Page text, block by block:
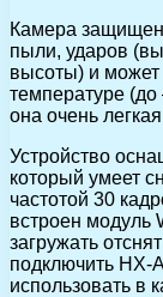
Камера
пыли, ударов
высоты) и может
температуре
она очень
Устройство
который умеет
частотой 30
встроен модуль
загружать
подключить HX-
использовать в